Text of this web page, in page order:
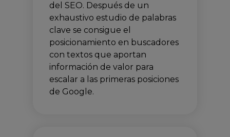
del SEO. Después de un
exhaustivo estudio de palabras
clave se consigue el
posicionamiento en buscadores
con textos que aportan
información de valor para
escalar a las primeras posiciones
de Google.